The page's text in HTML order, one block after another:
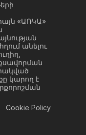
«ԱՌԿԱ»
անելու
կարող է
Cookie Policy